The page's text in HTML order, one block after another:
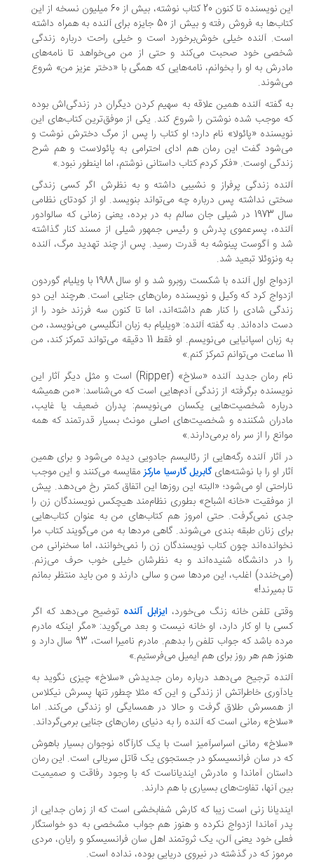
این نویسنده تا کنون 20 کتاب نوشته، بیش از 60 میلیون نسخه از این
کتاب‌ها به فروش رفته و بیش از 50 جایزه برای آلنده به همراه داشته
است. آلنده خیلی خوش‌برخورد است و خیلی راحت درباره زندگی
شخصی خود صحبت می‌کند و حتی از من می‌خواهد تا نامه‌های
مادرش به او را بخوانم، نامه‌هایی که همگی با «دختر عزیز من» شروع
می‌شوند.
به گفته آلنده همین علاقه به سهیم کردن دیگران در زندگی‌اش بوده
که موجب شده نوشتن را شروع کند. یکی از موفق‌ترین کتاب‌های این
نویسنده «پائولا» نام دارد؛ او کتاب را پس از مرگ دخترش نوشت و
می‌شود گفت این رمان هم ادای احترامی به پائولاست و هم شرح
زندگی اوست. «فکر کردم کتاب داستانی نوشتم، اما اینطور نبود.»
آلنده زندگی پرفراز و نشیبی داشته و به نظرش اگر کسی زندگی
سختی نداشته پس درباره چه می‌تواند بنویسد. او از کودتای نظامی
سال 1973 در شیلی جان سالم به در برده، یعنی زمانی که سالوادور
آلنده، پسرعموی پدرش و رئیس جمهور شیلی از مسند کنار گذاشته
شد و آگوست پینوشه به قدرت رسید. پس از چند تهدید مرگ، آلنده
به ونزوئلا تبعید شد.
ازدواج اول آلنده با شکست روبرو شد و او سال 1988 با ویلیام گوردون
ازدواج کرد که وکیل و نویسنده رمان‌های جنایی است. هرچند این دو
زندگی شادی را کنار هم داشته‌اند، اما تا کنون سه فرزند خود را از
دست داده‌اند. به گفته آلنده: «ویلیام به زبان انگلیسی می‌نویسد، من
به زبان اسپانیایی می‌نویسم. او فقط 11 دقیقه می‌تواند تمرکز کند، من
11 ساعت می‌توانم تمرکز کنم.»
نام رمان جدید آلنده «سلاخ» (Ripper) است و مثل دیگر آثار این
نویسنده برگرفته از زندگی آدم‌هایی است که می‌شناسد: «من همیشه
درباره شخصیت‌هایی یکسان می‌نویسم: پدران ضعیف یا غایب،
مادران شکننده و شخصیت‌های اصلی مونث بسیار قدرتمند که همه
موانع را از سر راه برمی‌دارند.»
در آثار آلنده رگه‌هایی از رئالیسم جادویی دیده می‌شود و برای همین
آثار او را با نوشته‌هایگابریل گارسیا مارکزمقایسه می‌کنند و این موجب
ناراحتی او می‌شود؛ «البته این روزها این اتفاق کمتر رخ می‌دهد. پیش
از موفقیت «خانه اشباح» بطوری نظام‌مند هیچکس نویسندگان زن را
جدی نمی‌گرفت. حتی امروز هم کتاب‌های من به عنوان کتاب‌هایی
برای زنان طبقه بندی می‌شوند. گاهی مردها به من می‌گویند کتاب مرا
نخوانده‌اند چون کتاب نویسندگان زن را نمی‌خوانند، اما سخنرانی من
را در دانشگاه شنیده‌اند و به نظرشان خیلی خوب حرف می‌زنم.
(می‌خندد) اغلب، این مردها سن و سالی دارند و من باید منتظر بمانم
تا بمیرند!»
وقتی تلفن خانه زنگ می‌خورد، ایزابل آلنده توضیح می‌دهد که اگر
کسی با او کار دارد، او خانه نیست و بعد می‌گوید: «مگر اینکه مادرم
مرده باشد که جواب تلفن را بدهم. مادرم نامیرا است، 93 سال دارد و
هنوز هم هر روز برای هم ایمیل می‌فرستیم.»
آلنده ترجیح می‌دهد درباره رمان جدیدش «سلاخ» چیزی نگوید به
یادآوری خاطراتش از زندگی و این که مثلا چطور تنها پسرش نیکلاس
از همسرش طلاق گرفت و حالا در همسایگی او زندگی می‌کند. اما
«سلاخ» رمانی است که آلنده را به دنیای رمان‌های جنایی برمی‌گرداند.
«سلاخ» رمانی اسراسرآمیز است با یک کارآگاه نوجوان بسیار باهوش
که در سان فرانسیسکو در جستجوی یک قاتل سریالی است. این رمان
داستان آماندا و مادرش ایندیاناست که با وجود رفاقت و صمیمیت
بین آنها، تفاوت‌های بسیاری با هم دارند.
ایندیانا زنی است زیبا که کارش شفابخشی است که از زمان جدایی از
پدر آماندا ازدواج نکرده و هنوز هم جواب مشخصی به دو خواستگار
فعلی خود یعنی آلن، یک ثروتمند اهل سان فرانسیسکو و رایان، مردی
مرموز که در گذشته در نیروی دریایی بوده، نداده است.